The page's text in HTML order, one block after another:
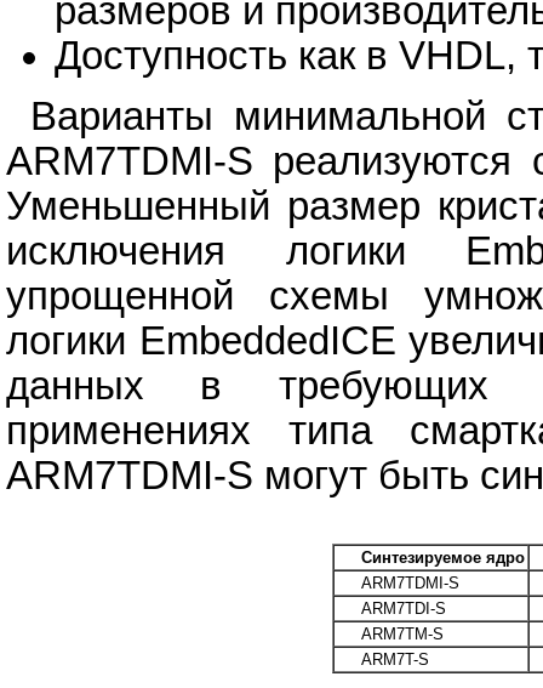
размеров и
Доступность как в VHDL,
Варианты минимальной
ARM7TDMI-S реализуются
Уменьшенный размер
исключения логики
упрощенной схемы
логики EmbeddedICE
данных в требующих
применениях типа
ARM7TDMI-S могут быть
Синтезируемое ядро
ARM7TDMI-S
ARM7TDI-S
ARM7TM-S
ARM7T-S